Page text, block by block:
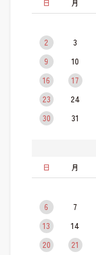
日
月
2
3
9
10
16
17
23
24
30
31
日
月
6
7
13
14
20
21